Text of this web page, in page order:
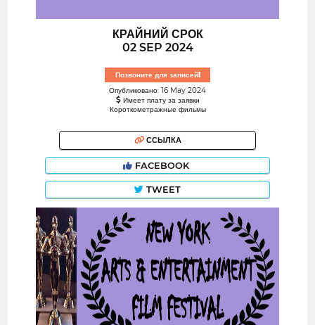
КРАЙНИЙ СРОК
02 SEP 2024
Позвоните для записей!
Опубликовано: 16 May 2024
Имеет плату за заявки
Короткометражные фильмы
ССЫЛКА
FACEBOOK
TWEET